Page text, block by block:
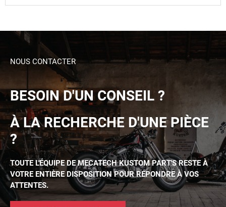
NOUS CONTACTER
BESOIN D'UN CONSEIL ?
À LA RECHERCHE D'UNE PIÈCE
?
TOUTE L'ÉQUIPE DE MECATECH KUSTOM PART'S RESTE À
VOTRE ENTIÈRE DISPOSITION POUR RÉPONDRE À VOS
ATTENTES.